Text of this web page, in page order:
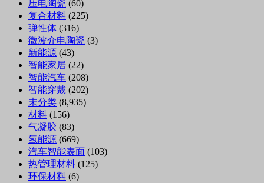
压电陶瓷 (60)
复合材料 (225)
弹性体 (316)
微波介电陶瓷 (3)
新能源 (43)
智能家居 (22)
智能汽车 (208)
智能穿戴 (202)
未分类 (8,935)
材料 (156)
气凝胶 (83)
氢能源 (669)
汽车智能表面 (103)
热管理材料 (125)
环保材料 (6)